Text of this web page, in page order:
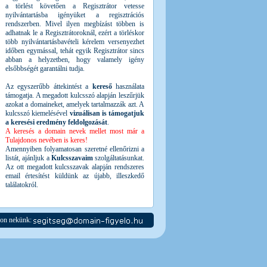
a törlést követően a Regisztrátor vetesse
nyilvántartásba igényüket a regisztrációs
rendszerben. Mivel ilyen megbízást többen is
adhatnak le a Regisztrátoroknál, ezért a törléskor
több nyilvántartásbavételi kérelem versenyezhet
időben egymással, tehát egyik Regisztrátor sincs
abban a helyzetben, hogy valamely igény
elsőbbségét garantálni tudja.
Az egyszerűbb áttekintést a keresőhasználata
támogatja. A megadott kulcsszó alapján leszűrjük
azokat a domaineket, amelyek tartalmazzák azt. A
kulcsszó kiemelésével vizuálisan is támogatjuk
a keresési eredmény feldolgozását.
A keresés a domain nevek mellet most már a
Tulajdonos nevében is keres!
Amennyiben folyamatosan szeretné ellenőrizni a
listát, ajánljuk a Kulcsszavaimszolgáltatásunkat.
Az ott megadott kulcsszavak alapján rendszeres
email értesítést küldünk az újabb, illeszkedő
találatokról.
nekünk: